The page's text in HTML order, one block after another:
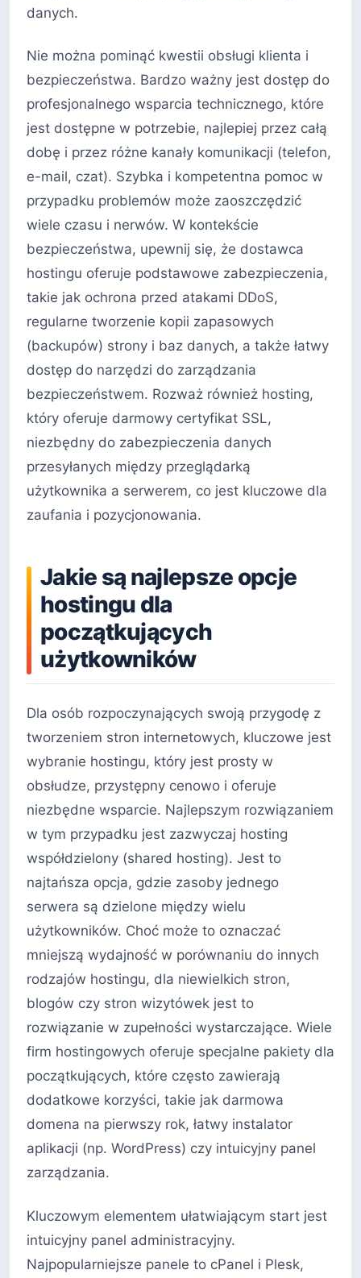
danych.
Nie można pominąć kwestii obsługi klienta i
bezpieczeństwa. Bardzo ważny jest dostęp do
profesjonalnego wsparcia technicznego, które
jest dostępne w potrzebie, najlepiej przez całą
dobę i przez różne kanały komunikacji (telefon,
e-mail, czat). Szybka i kompetentna pomoc w
przypadku problemów może zaoszczędzić
wiele czasu i nerwów. W kontekście
bezpieczeństwa, upewnij się, że dostawca
hostingu oferuje podstawowe zabezpieczenia,
takie jak ochrona przed atakami DDoS,
regularne tworzenie kopii zapasowych
(backupów) strony i baz danych, a także łatwy
dostęp do narzędzi do zarządzania
bezpieczeństwem. Rozważ również hosting,
który oferuje darmowy certyfikat SSL,
niezbędny do zabezpieczenia danych
przesyłanych między przeglądarką
użytkownika a serwerem, co jest kluczowe dla
zaufania i pozycjonowania.
Jakie są najlepsze opcje
hostingu dla
początkujących
użytkowników
Dla osób rozpoczynających swoją przygodę z
tworzeniem stron internetowych, kluczowe jest
wybranie hostingu, który jest prosty w
obsłudze, przystępny cenowo i oferuje
niezbędne wsparcie. Najlepszym rozwiązaniem
w tym przypadku jest zazwyczaj hosting
współdzielony (shared hosting). Jest to
najtańsza opcja, gdzie zasoby jednego
serwera są dzielone między wielu
użytkowników. Choć może to oznaczać
mniejszą wydajność w porównaniu do innych
rodzajów hostingu, dla niewielkich stron,
blogów czy stron wizytówek jest to
rozwiązanie w zupełności wystarczające. Wiele
firm hostingowych oferuje specjalne pakiety dla
początkujących, które często zawierają
dodatkowe korzyści, takie jak darmowa
domena na pierwszy rok, łatwy instalator
aplikacji (np. WordPress) czy intuicyjny panel
zarządzania.
Kluczowym elementem ułatwiającym start jest
intuicyjny panel administracyjny.
Najpopularniejsze panele to cPanel i Plesk,